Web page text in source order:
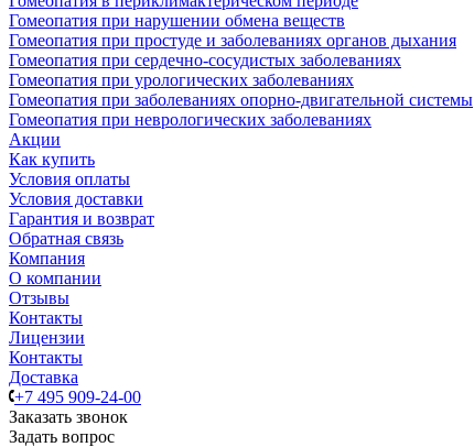
Гомеопатия при нарушении обмена веществ
Гомеопатия при простуде и заболеваниях органов дыхания
Гомеопатия при сердечно-сосудистых заболеваниях
Гомеопатия при урологических заболеваниях
Гомеопатия при заболеваниях опорно-двигательной системы
Гомеопатия при неврологических заболеваниях
Акции
Как купить
Условия оплаты
Условия доставки
Гарантия и возврат
Обратная связь
Компания
О компании
Отзывы
Контакты
Лицензии
Контакты
Доставка
+7 495 909-24-00
Заказать звонок
Задать вопрос